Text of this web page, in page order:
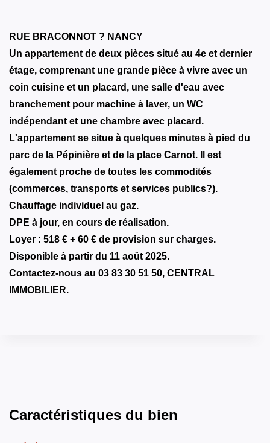
RUE BRACONNOT ? NANCY
Un appartement de deux pièces situé au 4e et dernier
étage, comprenant une grande pièce à vivre avec un
coin cuisine et un placard, une salle d'eau avec
branchement pour machine à laver, un WC
indépendant et une chambre avec placard.
L'appartement se situe à quelques minutes à pied du
parc de la Pépinière et de la place Carnot. Il est
également proche de toutes les commodités
(commerces, transports et services publics?).
Chauffage individuel au gaz.
DPE à jour, en cours de réalisation.
Loyer : 518 € + 60 € de provision sur charges.
Disponible à partir du 11 août 2025.
Contactez-nous au 03 83 30 51 50, CENTRAL
IMMOBILIER.
Caractéristiques du bien